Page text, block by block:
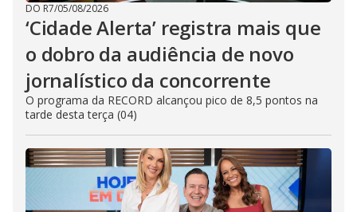
DO R7/05/08/2026
‘Cidade Alerta’ registra mais que
o dobro da audiência de novo
jornalístico da concorrente
O programa da RECORD alcançou pico de 8,5 pontos na
tarde desta terça (04)